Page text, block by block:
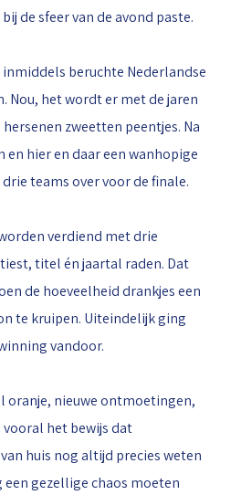
de sfeer van de avond paste.
beruchte Nederlandse
Nou, het wordt er met de jaren
zweetten peentjes. Na
hier en daar een wanhopige
teams over voor de finale.
verdiend met drie
titel én jaartal raden. Dat
de hoeveelheid drankjes een
te kruipen. Uiteindelijk ging
vandoor.
oranje, nieuwe ontmoetingen,
het bewijs dat
huis nog altijd precies weten
een gezellige chaos moeten